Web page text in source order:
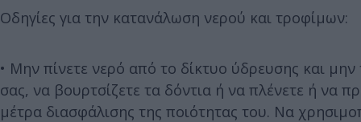
Οδηγίες για την κατανάλωση νερού και τροφίμων:
• Μην πίνετε νερό από το δίκτυο ύδρευσης και μην
σας, να βουρτσίζετε τα δόντια ή να πλένετε ή να
μέτρα διασφάλισης της ποιότητας του. Να